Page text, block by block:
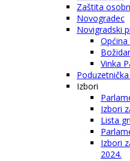
Zaštita
Novogradec
Novigradski
Vinka
Izbori
Izbori
Lista
Izbori
2024.